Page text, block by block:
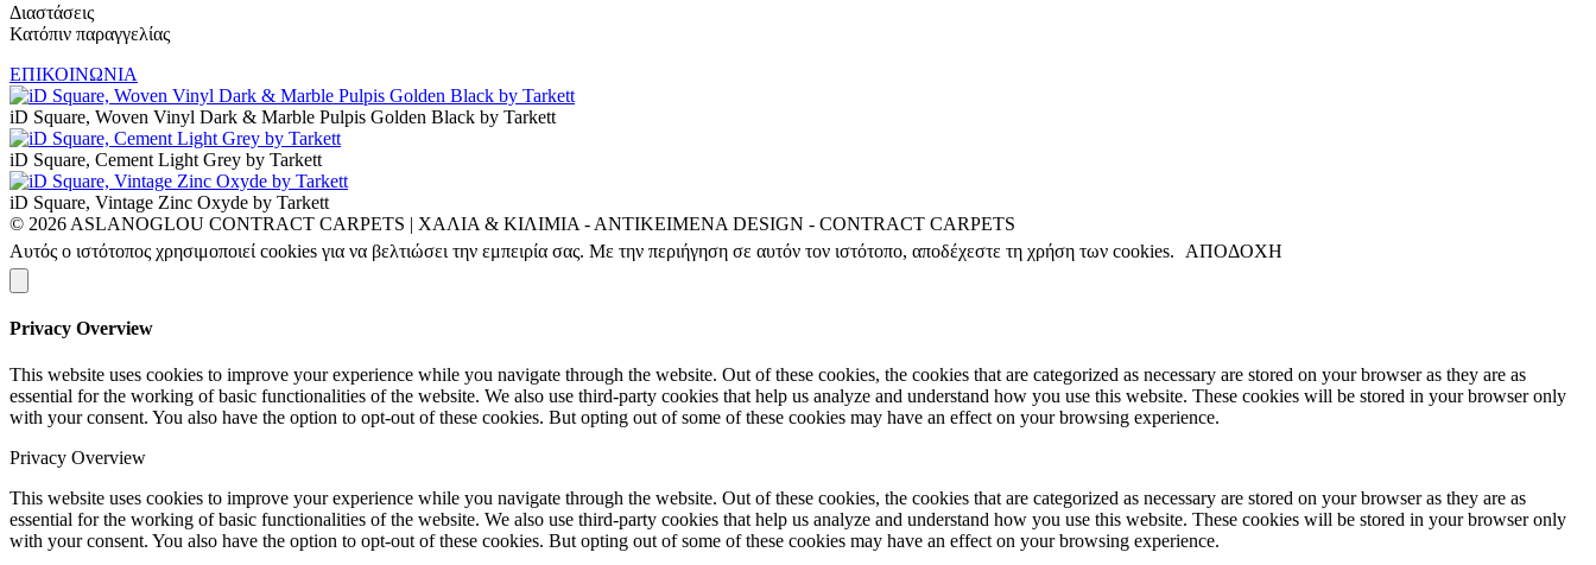
Διαστάσεις
Κατόπιν παραγγελίας
ΕΠΙΚΟΙΝΩΝΙΑ
iD Square, Woven Vinyl Dark & Marble Pulpis Golden Black by Tarkett
iD Square, Cement Light Grey by Tarkett
iD Square, Vintage Zinc Oxyde by Tarkett
© 2026 ASLANOGLOU CONTRACT CARPETS | ΧΑΛΙΑ & ΚΙΛΙΜΙΑ - ΑΝΤΙΚΕΙΜΕΝΑ DESIGN - CONTRACT CARPETS
Αυτός ο ιστότοπος χρησιμοποιεί cookies για να βελτιώσει την εμπειρία σας. Με την περιήγηση σε αυτόν τον ιστότοπο, αποδέχεστε τη χρήση των cookies.
ΑΠΟΔΟΧΗ
Privacy Overview
This website uses cookies to improve your experience while you navigate through the website. Out of these cookies, the cookies that are categorized as necessary are stored on your browser as they are as
essential for the working of basic functionalities of the website. We also use third-party cookies that help us analyze and understand how you use this website. These cookies will be stored in your browser only
with your consent. You also have the option to opt-out of these cookies. But opting out of some of these cookies may have an effect on your browsing experience.
Privacy Overview
This website uses cookies to improve your experience while you navigate through the website. Out of these cookies, the cookies that are categorized as necessary are stored on your browser as they are as
essential for the working of basic functionalities of the website. We also use third-party cookies that help us analyze and understand how you use this website. These cookies will be stored in your browser only
with your consent. You also have the option to opt-out of these cookies. But opting out of some of these cookies may have an effect on your browsing experience.